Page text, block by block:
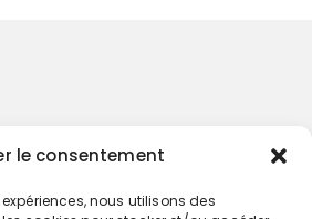
le consentement
nous utilisons des